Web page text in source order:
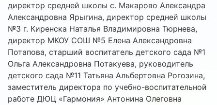
директор средней школы с. Макарово Александра
Александровна Ярыгина, директор средней школы
№3 г. Киренска Наталья Владимировна Тюрнева,
директор МКОУ СОШ №5 Елена Александровна
Потапова, старший воспитатель детского сада №1
Ольга Александровна Потакуева, руководитель
детского сада №11 Татьяна Альбертовна Рогозина,
заместитель директора по учебно-воспитательной
работе ДЮЦ «Гармония» Антонина Олеговна